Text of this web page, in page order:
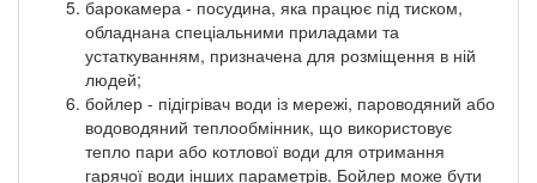
барокамера - посудина, яка працює під тиском,
обладнана спеціальними приладами та
устаткуванням, призначена для розміщення в ній
людей;
бойлер - підігрівач води із мережі, пароводяний або
водоводяний теплообмінник, що використовує
тепло пари або котлової води для отримання
гарячої води інших параметрів. Бойлер може бути